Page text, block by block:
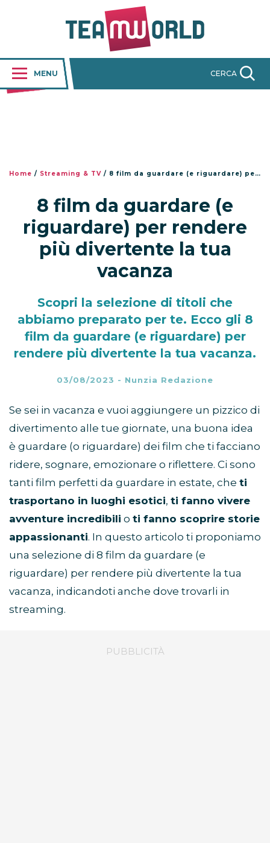
MENU CERCA
Home / Streaming & TV / 8 film da guardare (e riguardare) per rendere più divertente la tua vacanza
8 film da guardare (e
riguardare) per rendere
più divertente la tua
vacanza
Scopri la selezione di titoli che
abbiamo preparato per te. Ecco gli 8
film da guardare (e riguardare) per
rendere più divertente la tua vacanza.
03/08/2023 - Nunzia Redazione
Se sei in vacanza e vuoi aggiungere un pizzico di
divertimento alle tue giornate, una buona idea
è guardare (o riguardare) dei film che ti facciano
ridere, sognare, emozionare o riflettere. Ci sono
tanti film perfetti da guardare in estate, che ti
trasportano in luoghi esotici, ti fanno vivere
avventure incredibili o ti fanno scoprire storie
appassionanti. In questo articolo ti proponiamo
una selezione di 8 film da guardare (e
riguardare) per rendere più divertente la tua
vacanza, indicandoti anche dove trovarli in
streaming.